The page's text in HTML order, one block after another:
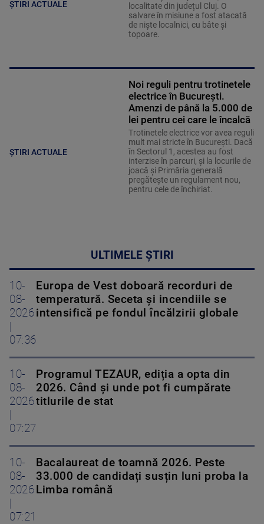
ȘTIRI ACTUALE
localitate din județul Cluj. O
salvare în misiune a fost atacată
de niște localnici, cu bâte și
topoare.
ȘTIRI ACTUALE
Noi reguli pentru trotinetele
electrice în București.
Amenzi de până la 5.000 de
lei pentru cei care le încalcă
Trotinetele electrice vor avea reguli
mult mai stricte în București. Dacă
în Sectorul 1, acestea au fost
interzise în parcuri, și la locurile de
joacă și Primăria generală
pregătește un regulament nou,
pentru cele de închiriat.
ULTIMELE ȘTIRI
10-
08-
2026
|
07:36
Europa de Vest doboară recorduri de
temperatură. Seceta și incendiile se
intensifică pe fondul încălzirii globale
10-
08-
2026
|
07:27
Programul TEZAUR, ediția a opta din
2026. Când şi unde pot fi cumpărate
titlurile de stat
10-
08-
2026
|
07:21
Bacalaureat de toamnă 2026. Peste
33.000 de candidați susțin luni proba la
Limba română